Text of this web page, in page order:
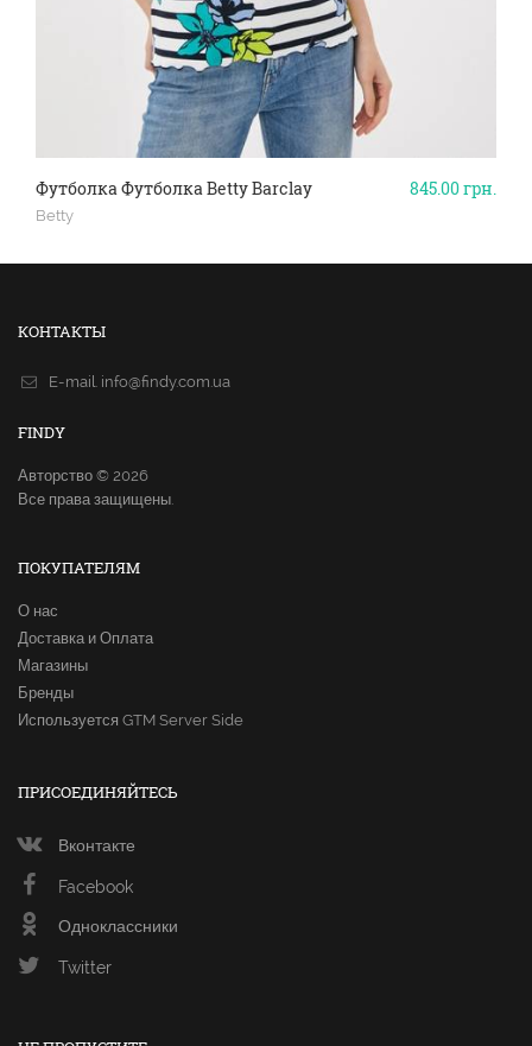
845.00грн.
Футболка Футболка Betty Barclay
Betty
КОНТАКТЫ
E-mail. info@findy.com.ua
FINDY
Авторство © 2026
Все права защищены.
ПОКУПАТЕЛЯМ
О нас
Доставка и Оплата
Магазины
Бренды
Используется GTM Server Side
ПРИСОЕДИНЯЙТЕСЬ
Вконтакте
Facebook
Одноклассники
Twitter